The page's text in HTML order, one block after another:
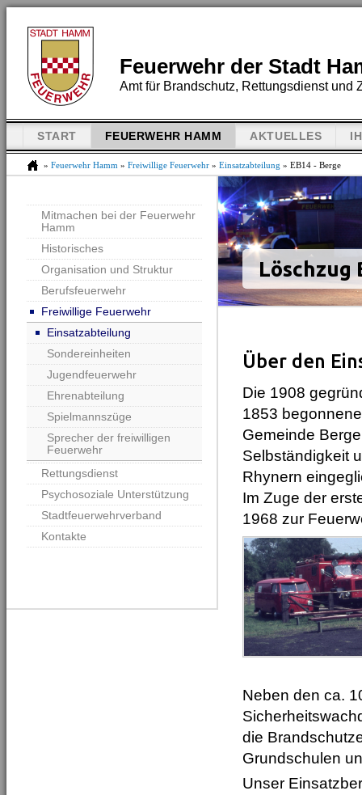
Feuerwehr der Stadt
Amt für Brandschutz, Rettungsdienst und
START FEUERWEHR HAMM AKTUELLES
» Feuerwehr Hamm » Freiwillige Feuerwehr » Einsatzabteilung » EB14 - Berge
Mitmachen bei der Feuerwehr
Hamm
Historisches
Organisation und Struktur
Berufsfeuerwehr
Freiwillige Feuerwehr
Einsatzabteilung
Sondereinheiten
Jugendfeuerwehr
Ehrenabteilung
Spielmannszüge
Sprecher der freiwilligen
Feuerwehr
Rettungsdienst
Psychosoziale Unterstützung
Stadtfeuerwehrverband
Kontakte
Löschzug
Über den
Die 1908
1853
Gemeinde
Selbständigkeit
Rhynern
Im Zuge der
1968 zur
Neben den ca.
die
Grundschulen
Unser